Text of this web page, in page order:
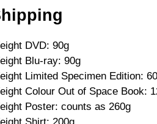
DVD: 90g
Blu-ray: 90g
Limited Specimen Edition:
Colour Out of Space Book:
Poster: counts as 260g